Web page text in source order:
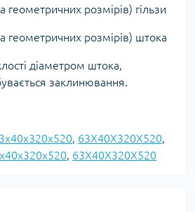
геометричних розмірів) гільзи
геометричних розмірів) штока
діаметром штока,
заклинювання.
, 63X40X320X520,
, 63Х40Х320Х520